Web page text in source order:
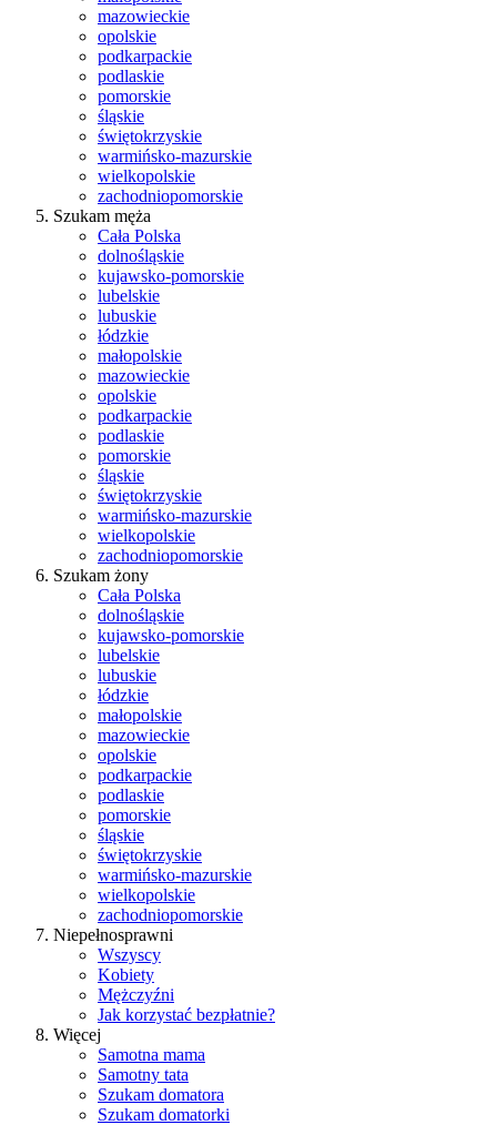
mazowieckie
opolskie
podkarpackie
podlaskie
pomorskie
śląskie
świętokrzyskie
warmińsko-mazurskie
wielkopolskie
zachodniopomorskie
Szukam męża
Cała Polska
dolnośląskie
kujawsko-pomorskie
lubelskie
lubuskie
łódzkie
małopolskie
mazowieckie
opolskie
podkarpackie
podlaskie
pomorskie
śląskie
świętokrzyskie
warmińsko-mazurskie
wielkopolskie
zachodniopomorskie
Szukam żony
Cała Polska
dolnośląskie
kujawsko-pomorskie
lubelskie
lubuskie
łódzkie
małopolskie
mazowieckie
opolskie
podkarpackie
podlaskie
pomorskie
śląskie
świętokrzyskie
warmińsko-mazurskie
wielkopolskie
zachodniopomorskie
Niepełnosprawni
Wszyscy
Kobiety
Mężczyźni
Jak korzystać bezpłatnie?
Więcej
Samotna mama
Samotny tata
Szukam domatora
Szukam domatorki